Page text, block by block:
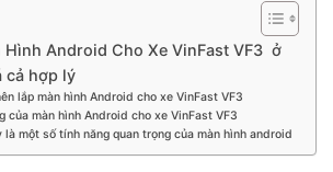
Hình Android Cho Xe VinFast VF3 ở
cả hợp lý
lắp màn hình Android cho xe VinFast VF3
của màn hình Android cho xe VinFast VF3
một số tính năng quan trọng của màn hình android